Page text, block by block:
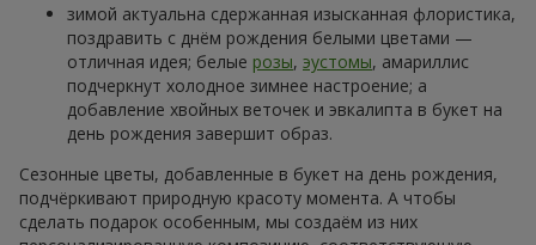
зимой актуальна сдержанная изысканная флористика,
поздравить с днём рождения белыми цветами —
отличная идея; белые розы, эустомы, амариллис
подчеркнут холодное зимнее настроение; а
добавление хвойных веточек и эвкалипта в букет на
день рождения завершит образ.
Сезонные цветы, добавленные в букет на день рождения,
подчёркивают природную красоту момента. А чтобы
сделать подарок особенным, мы создаём из них